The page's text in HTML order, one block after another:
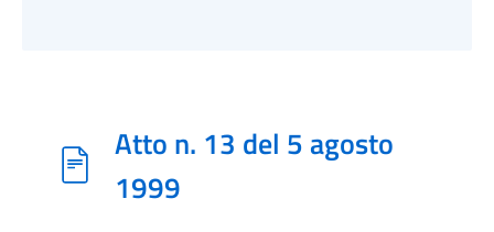
Atto n. 13 del 5 agosto
1999